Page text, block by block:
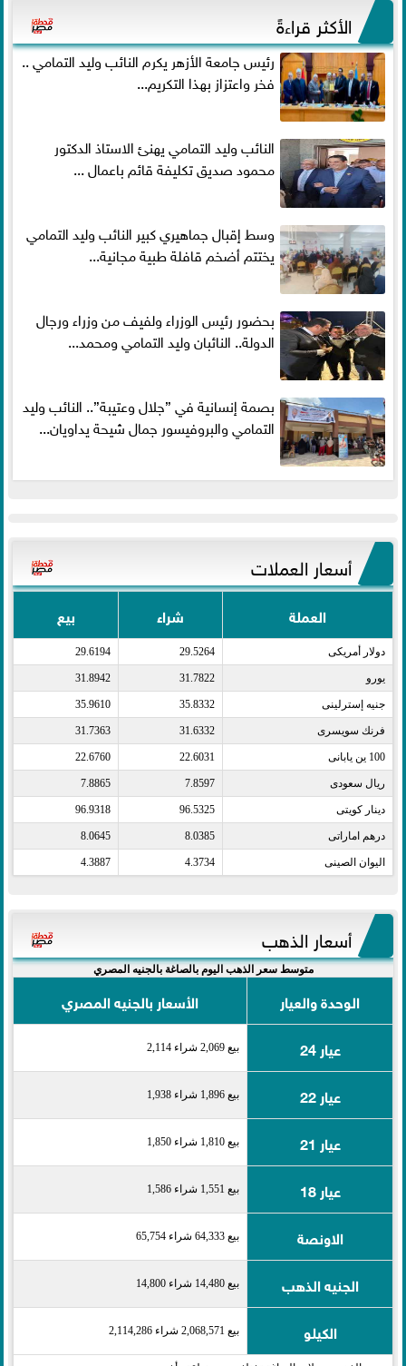
الأكثر قراءةً
رئيس جامعة الأزهر يكرم النائب وليد التمامي ..
فخر واعتزاز بهذا التكريم...
النائب وليد التمامي يهنئ الاستاذ الدكتور
محمود صديق تكليفة قائم باعمال ...
وسط إقبال جماهيري كبير النائب وليد التمامي
يختتم أضخم قافلة طبية مجانية...
بحضور رئيس الوزراء ولفيف من وزراء ورجال
الدولة.. النائبان وليد التمامي ومحمد...
بصمة إنسانية في ”جلال وعتيبة”.. النائب وليد
التمامي والبروفيسور جمال شيحة يداويان...
أسعار العملات
العملة شراء بيع
دولار أمريكى​ 29.5264
29.6194
يورو​ 31.7822
31.8942
جنيه إسترلينى​ 35.8332
35.9610
فرنك سويسرى​ 31.6332
31.7363
100 ين يابانى​ 22.6031
22.6760
ريال سعودى​ 7.8597
7.8865
دينار كويتى​ 96.5325
96.9318
درهم اماراتى​ 8.0385
8.0645
اليوان الصينى​ 4.3734
4.3887
أسعار الذهب
متوسط سعر الذهب اليوم بالصاغة بالجنيه المصري
الوحدة والعيار
الأسعار بالجنيه المصري
عيار 24
بيع 2,069 شراء 2,114
عيار 22 بيع 1,896 شراء 1,938
عيار 21 بيع 1,810 شراء 1,850
عيار 18 بيع 1,551 شراء 1,586
الاونصة بيع 64,333 شراء 65,754
الجنيه الذهب بيع 14,480 شراء 14,800
الكيلو بيع 2,068,571 شراء 2,114,286